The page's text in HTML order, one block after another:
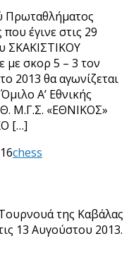
Πρωταθλήματος
έγινε στις 29
ΣΚΑΚΙΣΤΙΚΟΥ
σκορ 5 – 3 τον
2013 θα αγωνίζεται
Α’ Εθνικής
Μ.Γ.Σ. «ΕΘΝΙΚΟΣ»
[…]
chess
της Καβάλας
13 Αυγούστου 2013.